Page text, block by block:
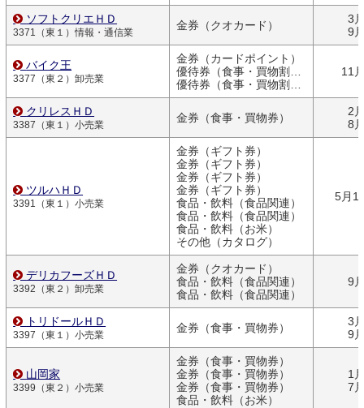
ソフトクリエＨＤ
3371（東１）情報・通信業
金券（クオカード）
3
9
バイク王
3377（東２）卸売業
金券（カードポイント）
優待券（食事・買物割引券）
優待券（食事・買物割引券）
11
クリレスＨＤ
3387（東１）小売業
金券（食事・買物券）
2
8
ツルハＨＤ
3391（東１）小売業
金券（ギフト券）
金券（ギフト券）
金券（ギフト券）
金券（ギフト券）
食品・飲料（食品関連）
食品・飲料（食品関連）
食品・飲料（お米）
その他（カタログ）
5月
デリカフーズＨＤ
3392（東２）卸売業
金券（クオカード）
食品・飲料（食品関連）
食品・飲料（食品関連）
9
トリドールＨＤ
3397（東１）小売業
金券（食事・買物券）
3
9
山岡家
3399（東２）小売業
金券（食事・買物券）
金券（食事・買物券）
金券（食事・買物券）
食品・飲料（お米）
1
7